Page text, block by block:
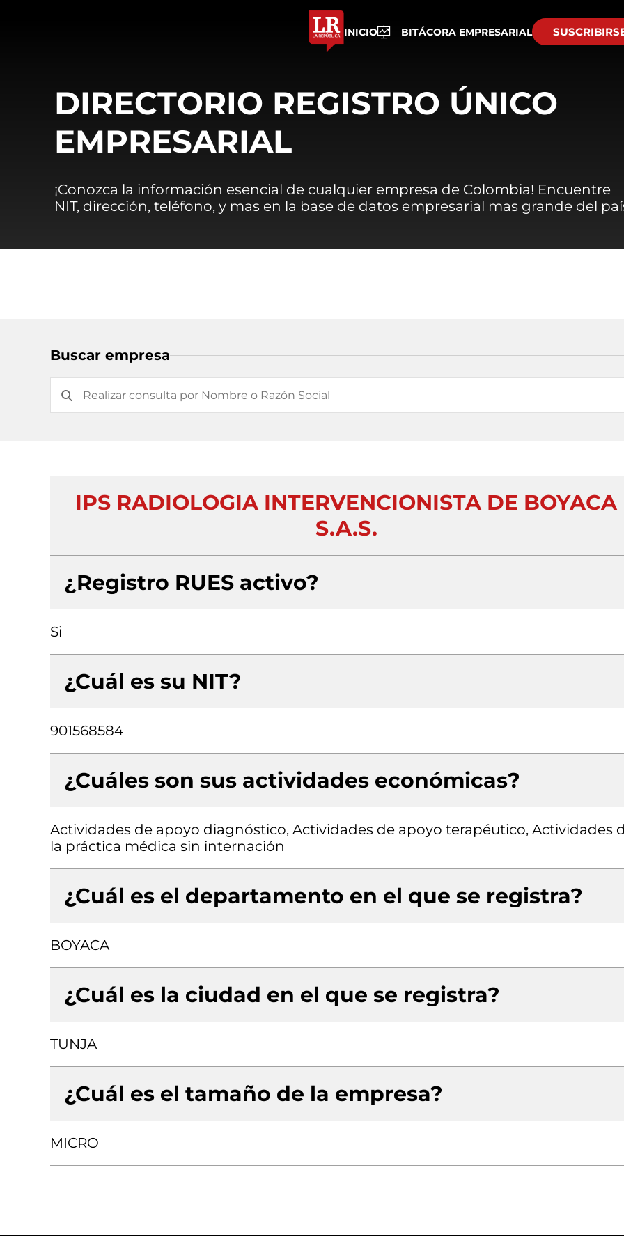
INICIO BITÁCORA EMPRESARIAL
DIRECTORIO REGISTRO ÚNICO
EMPRESARIAL
¡Conozca la información esencial de cualquier empresa de Colombia! Encuentre
NIT, dirección, teléfono, y mas en la base de datos empresarial mas grande del
Buscar empresa
IPS RADIOLOGIA INTERVENCIONISTA DE BOYACA
S.A.S.
¿Registro RUES activo?
Si
¿Cuál es su NIT?
901568584
¿Cuáles son sus actividades económicas?
Actividades de apoyo diagnóstico, Actividades de apoyo terapéutico, Actividades
la práctica médica sin internación
¿Cuál es el departamento en el que se registra?
BOYACA
¿Cuál es la ciudad en el que se registra?
TUNJA
¿Cuál es el tamaño de la empresa?
MICRO